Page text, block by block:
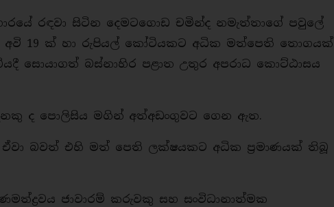
රඳවා සිටින දෙමටගොඩ චමින්ද නමැත්තාගේ පවුලේ
19 ක් හා රුපියල් කෝටියකට අධික මත්පෙති තොගයක්
සොයාගත් බස්නාහිර පළාත උතුර අපරාධ කොට්ඨාසය
ද පොලිසිය මගින් අත්අඩංගුවට ගෙන ඇත.
බවත් එහි මත් පෙති ලක්ෂයකට අධික ප්‍රමාණයක් තිබූ
ජාවාරම් කරුවකු සහ සංවිධානාත්මක